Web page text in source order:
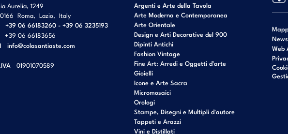
Aurelia, 1249
Roma, Lazio, Italy
+39 06 66183260 - +39 06 3235193
+39 06 66183656
info@colasantiaste.com
01901070589
Argenti e Arte della Tavola
Arte Moderna e Contemporanea
Arte Orientale
Design e Arti Decorative del 900
Dipinti Antichi
Fashion Vintage
Fine Art: Arredi e Oggetti d’arte
Gioielli
Icone e Arte Sacra
Micromosaici
Orologi
Stampe, Disegni e Multipli d'autore
Tappeti e Arazzi
Vini e Distillati
Web